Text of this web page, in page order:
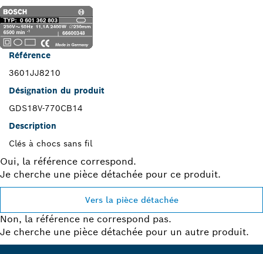
Référence
3601JJ8210
Désignation du produit
GDS18V-770CB14
Description
Clés à chocs sans fil
Oui, la référence correspond.
Je cherche une pièce détachée pour ce produit.
Vers la pièce détachée
Non, la référence ne correspond pas.
Je cherche une pièce détachée pour un autre produit.